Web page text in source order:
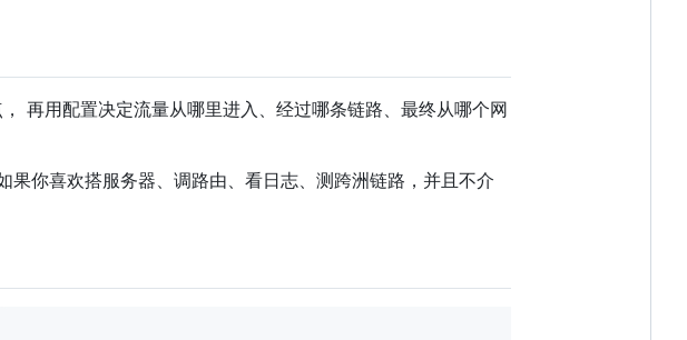
再用配置决定流量从哪里进入、经过哪条链路、最终从哪个网
你喜欢搭服务器、调路由、看日志、测跨洲链路，并且不介